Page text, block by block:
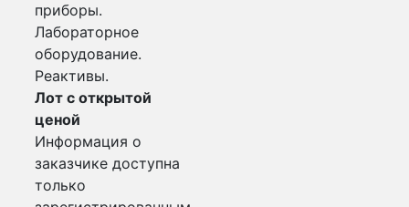
приборы.
Лабораторное
оборудование.
Реактивы.
Лот с открытой
ценой
Информация о
заказчике доступна
только